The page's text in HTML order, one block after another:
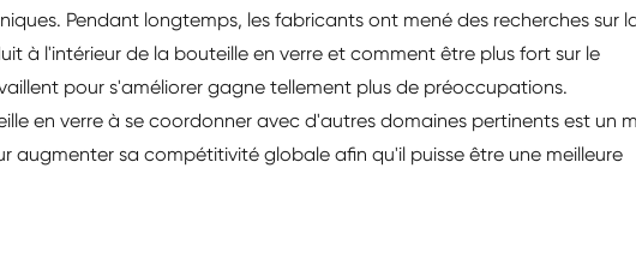
Pendant longtemps, les fabricants ont mené des recherches sur
à l'intérieur de la bouteille en verre et comment être plus fort sur le
pour s'améliorer gagne tellement plus de préoccupations.
en verre à se coordonner avec d'autres domaines pertinents est un
augmenter sa compétitivité globale afin qu'il puisse être une meilleure